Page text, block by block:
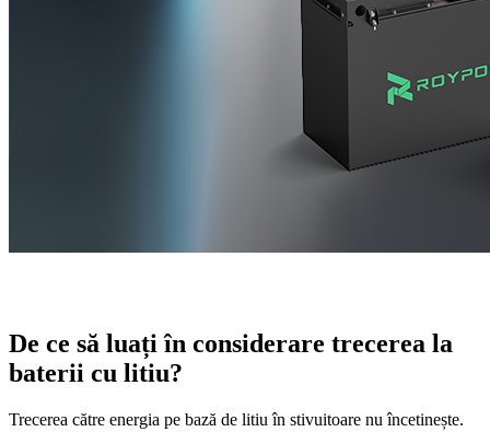
De ce să luați în considerare trecerea la
baterii cu litiu?
Trecerea către energia pe bază de litiu în stivuitoare nu încetinește.